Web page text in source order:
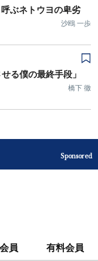
ぶネトウヨの卑劣
沙鴎 一歩
る僕の最終手段」
橋下 徹
Sponsored
員 有料会員